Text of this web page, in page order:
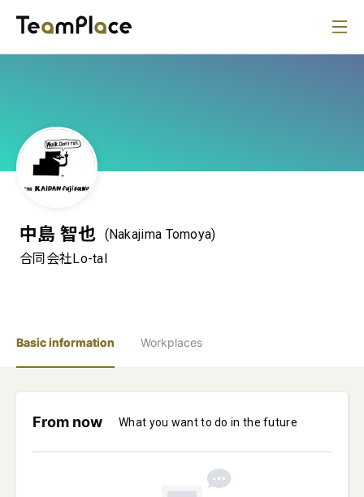
中島 智也 (Nakajima Tomoya)
合同会社Lo-tal
Basic information Workplaces
From now What you want to do in the future